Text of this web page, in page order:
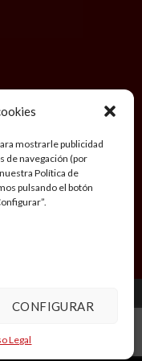
mostrarle publicidad
de navegación (por
Política de
pulsando el botón
CONFIGURAR
Legal